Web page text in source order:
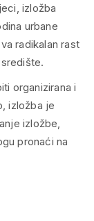
izložba
urbane
radikalan rast
organizirana i
izložba je
izložbe,
pronaći na